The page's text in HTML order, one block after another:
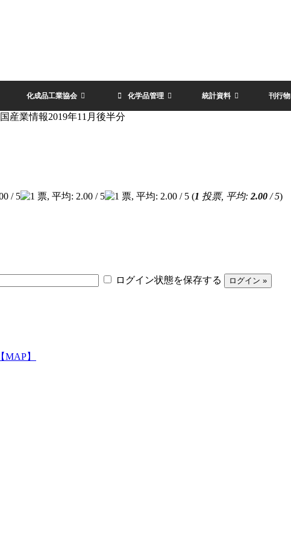
化成品工業協会 化学品管理 統計資料 刊行物
産業情報2019年11月後半分
(1 投票, 平均: 2.00 / 5)
ログイン状態を保存する
【MAP】